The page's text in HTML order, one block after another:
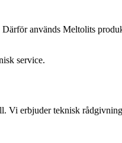
används Meltolits
service.
erbjuder teknisk